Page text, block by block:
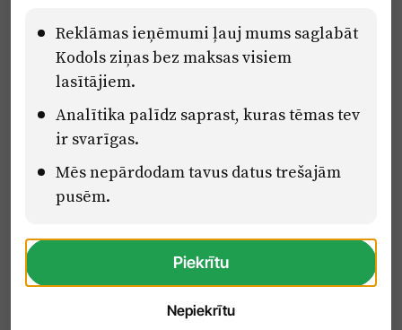
Pārredzamības paziņojumi
Eiropas Savienības Atveseļošanas un noturības mehānisma plāna
2.2. reformu un investīciju virziena “Uzņēmumu digitālā
transformācija un inovācijas” 2.2.1.5.i. investīcijas “Mediju nozares
uzņēmumu digitālās transformācijas veicināšana” pasākuma
“Mācības mediju nozares speciālistu digitālās kompetences un
zināšanu pilnveidošanai” projektā Latvijas Mediju nozares
kompetenču centrs (2.2.1.5.i.0/2/24/A/CFLA/001).
Reklāmas ieņēmumi ļauj mums saglabāt
Kodols ziņas bez maksas visiem
lasītājiem.
Analītika palīdz saprast, kuras tēmas tev
ir svarīgas.
Mēs nepārdodam tavus datus trešajām
pusēm.
Piekrītu
Nepiekrītu